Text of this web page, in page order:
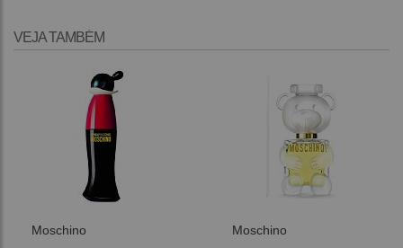
VEJA TAMBÉM
Moschino Moschino